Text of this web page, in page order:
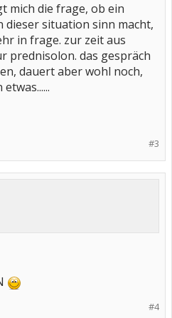
mich die frage, ob ein
dieser situation sinn macht,
in frage. zur zeit aus
prednisolon. das gespräch
dauert aber wohl noch,
#3
#4